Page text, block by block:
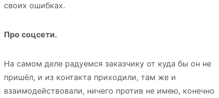
своих ошибках.
Про соцсети.
На самом деле радуемся заказчику от куда бы он не
пришёл, и из контакта приходили, там же и
взаимодействовали, ничего против не имею, конечно